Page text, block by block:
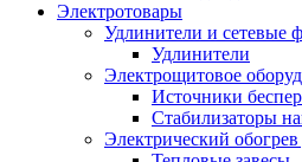
Электротовары
Удлинители и сетевые
Удлинители
Электрощитовое
Источники
Стабилизаторы
Электрический